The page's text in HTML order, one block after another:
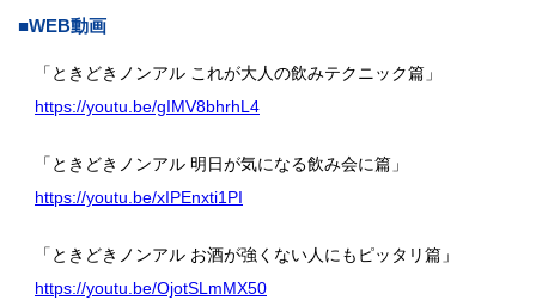
■WEB動画
「ときどきノンアル これが大人の飲みテクニック篇」
https://youtu.be/gIMV8bhrhL4
「ときどきノンアル 明日が気になる飲み会に篇」
https://youtu.be/xIPEnxti1PI
「ときどきノンアル お酒が強くない人にもピッタリ篇」
https://youtu.be/OjotSLmMX50